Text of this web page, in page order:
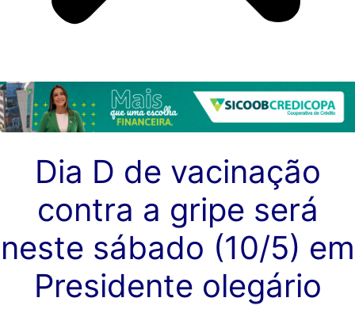
Dia D de vacinação
contra a gripe será
neste sábado (10/5) em
Presidente olegário